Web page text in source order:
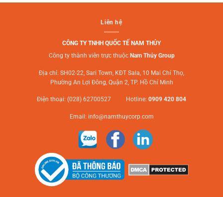
Liên hệ
CÔNG TY TNHH QUỐC TẾ NAM THỦY
Công ty thành viên trực thuộc Nam Thủy Group
Địa chỉ: SH02-22, Sari Town, KĐT Sala, 10 Mai Chí Thọ,
Phường An Lợi Đông, Quận 2, TP. Hồ Chí Minh
Điện thoại: (028) 62700527 Hotline: 0909 420 804
Email: info@namthuycorp.com